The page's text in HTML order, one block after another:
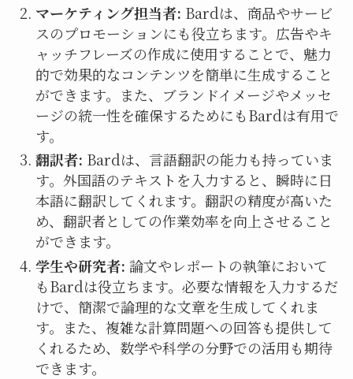
マーケティング担当者: Bardは、商品やサービ
スのプロモーションにも役立ちます。広告やキ
ャッチフレーズの作成に使用することで、魅力
的で効果的なコンテンツを簡単に生成すること
ができます。また、ブランドイメージやメッセ
ージの統一性を確保するためにもBardは有用で
す。
翻訳者: Bardは、言語翻訳の能力も持っていま
す。外国語のテキストを入力すると、瞬時に日
本語に翻訳してくれます。翻訳の精度が高いた
め、翻訳者としての作業効率を向上させること
ができます。
学生や研究者: 論文やレポートの執筆において
もBardは役立ちます。必要な情報を入力するだ
けで、簡潔で論理的な文章を生成してくれま
す。また、複雑な計算問題への回答も提供して
くれるため、数学や科学の分野での活用も期待
できます。